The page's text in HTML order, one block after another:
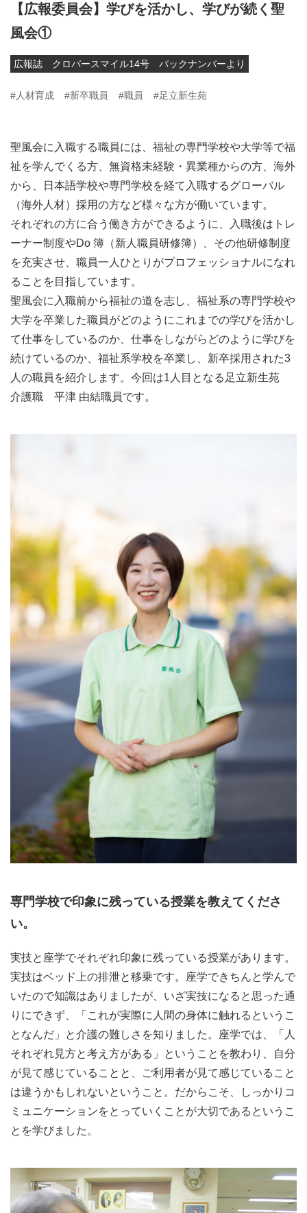
【広報委員会】学びを活かし、学びが続く聖
風会①
広報誌 クロバースマイル14号 バックナンバーより
#人材育成 #新卒職員 #職員 #足立新生苑
聖風会に入職する職員には、福祉の専門学校や大学等で福
祉を学んでくる方、無資格未経験・異業種からの方、海外
から、日本語学校や専門学校を経て入職するグローバル
（海外人材）採用の方など様々な方が働いています。
それぞれの方に合う働き方ができるように、入職後はトレ
ーナー制度やDo 簿（新人職員研修簿）、その他研修制度
を充実させ、職員一人ひとりがプロフェッショナルになれ
ることを目指しています。
聖風会に入職前から福祉の道を志し、福祉系の専門学校や
大学を卒業した職員がどのようにこれまでの学びを活かし
て仕事をしているのか、仕事をしながらどのように学びを
続けているのか、福祉系学校を卒業し、新卒採用された3
人の職員を紹介します。今回は1人目となる足立新生苑
介護職 平津 由結職員です。
専門学校で印象に残っている授業を教えてくださ
い。
実技と座学でそれぞれ印象に残っている授業があります。
実技はベッド上の排泄と移乗です。座学できちんと学んで
いたので知識はありましたが、いざ実技になると思った通
りにできず、「これが実際に人間の身体に触れるというこ
となんだ」と介護の難しさを知りました。座学では、「人
それぞれ見方と考え方がある」ということを教わり、自分
が見て感じていることと、ご利用者が見て感じていること
は違うかもしれないということ。だからこそ、しっかりコ
ミュニケーションをとっていくことが大切であるというこ
とを学びました。